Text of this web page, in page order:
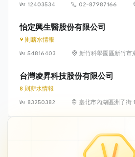
12403534
02-87987166
怡定興生醫股份有限公司
9 則薪水情報
54816403
新竹科學園區新竹市
台灣凌昇科技股份有限公司
8 則薪水情報
83250382
臺北市內湖區洲子街